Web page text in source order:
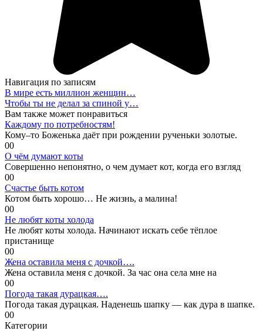
Навигация по записям
В мире есть миллион женщин…
Чтобы ты не делал за спиной у…
Вам также может понравиться
Каждому по потребностям!
Кому–то Боженька даёт при рождении рученьки золотые.
00
О чём думают коты
Совершенно непонятно, о чем думает кот, когда его взгляд
00
Счастье быть котом
Котом быть хорошо… Не жизнь, а малина!
00
Не любят коты холода
Не любят коты холода. Начинают искать себе тёплое
пристанище
00
Жена оставила меня с дочкой….
Жена оставила меня с дочкой. За час она села мне на
00
Погода такая дурацкая….
Погода такая дурацкая. Наденешь шапку — как дура в шапке.
00
Категории